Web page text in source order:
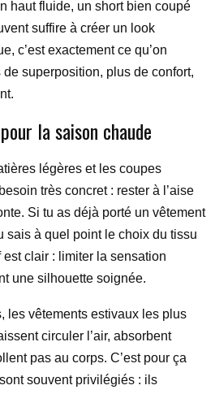
haut fluide, un short bien coupé
suffire à créer un look
c’est exactement ce qu’on
superposition, plus de confort,
la saison chaude
légères et les coupes
très concret : rester à l’aise
Si tu as déjà porté un vêtement
sais à quel point le choix du tissu
est clair : limiter la sensation
une silhouette soignée.
les vêtements estivaux les plus
circuler l’air, absorbent
pas au corps. C’est pour ça
souvent privilégiés : ils